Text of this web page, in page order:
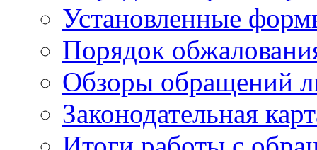
Установленные
Порядок
Обзоры обращений
Законодательная